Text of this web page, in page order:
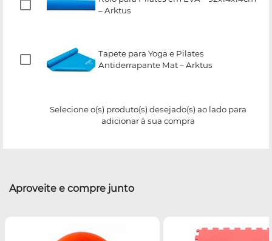
– Arktus
Tapete para Yoga e Pilates
Antiderrapante Mat – Arktus
Selecione o(s) produto(s) desejado(s) ao lado para
adicionar à sua compra
Aproveite e compre junto